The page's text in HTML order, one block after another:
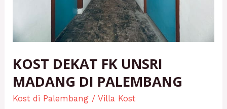
KOST DEKAT FK UNSRI
MADANG DI PALEMBANG
Kost di Palembang /Villa Kost